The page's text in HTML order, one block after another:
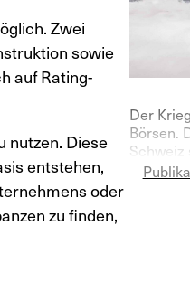
Zwei
sowie
auf Rating-
nutzen. Diese
entstehen,
oder
zu finden,
Der
Börsen.
Schweiz